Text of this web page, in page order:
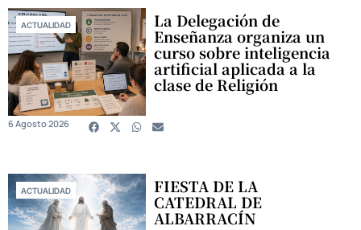
ACTUALIDAD La Delegación de
Enseñanza organiza un
curso sobre inteligencia
artificial aplicada a la
clase de Religión
6 Agosto 2026
ACTUALIDAD FIESTA DE LA
CATEDRAL DE
ALBARRACÍN